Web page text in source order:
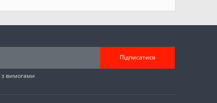
Підписатися
з вимогами